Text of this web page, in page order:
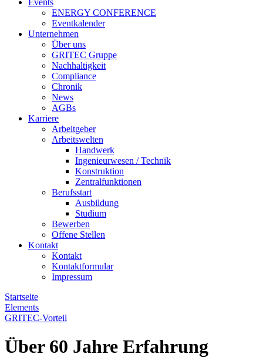
Events
ENERGY CONFERENCE
Eventkalender
Unternehmen
Über uns
GRITEC Gruppe
Nachhaltigkeit
Compliance
Chronik
News
AGBs
Karriere
Arbeitgeber
Arbeitswelten
Handwerk
Ingenieurwesen / Technik
Konstruktion
Zentralfunktionen
Berufsstart
Ausbildung
Studium
Bewerben
Offene Stellen
Kontakt
Kontakt
Kontaktformular
Impressum
Startseite
Elements
GRITEC-Vorteil
Über 60 Jahre Erfahrung